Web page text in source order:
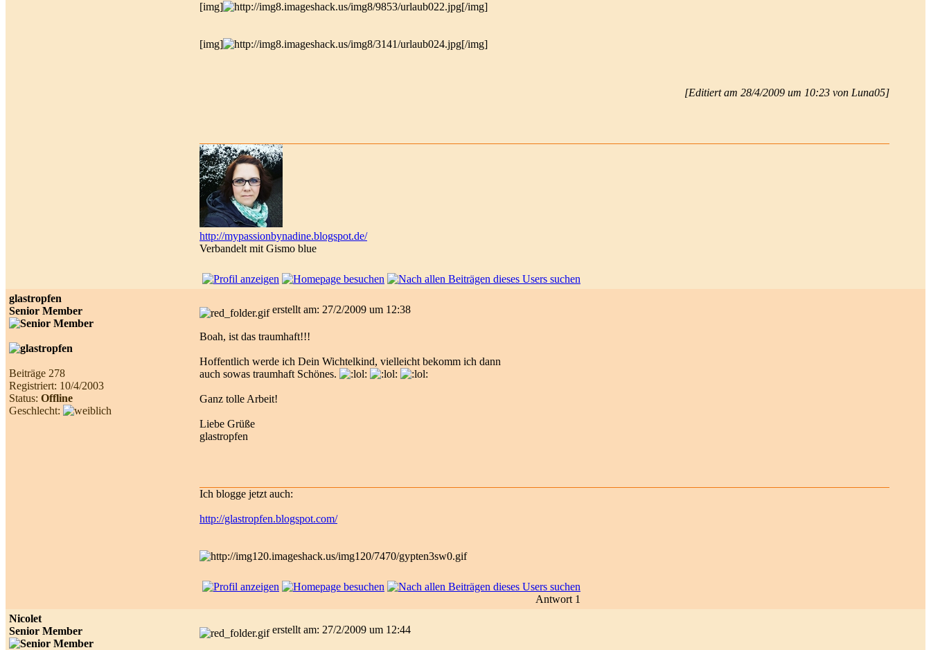
[img] [/img]
[img] [/img]
[Editiert am 28/4/2009 um 10:23 von Luna05]
http://mypassionbynadine.blogspot.de/
Verbandelt mit Gismo blue
glastropfen
Senior Member
Beiträge 278
Registriert: 10/4/2003
Status: Offline
Geschlecht:
erstellt am: 27/2/2009 um 12:38
Boah, ist das traumhaft!!!
Hoffentlich werde ich Dein Wichtelkind, vielleicht bekomm ich dann
auch sowas traumhaft Schönes.
Ganz tolle Arbeit!
Liebe Grüße
glastropfen
Ich blogge jetzt auch:
http://glastropfen.blogspot.com/
Antwort 1
Nicolet
Senior Member
erstellt am: 27/2/2009 um 12:44